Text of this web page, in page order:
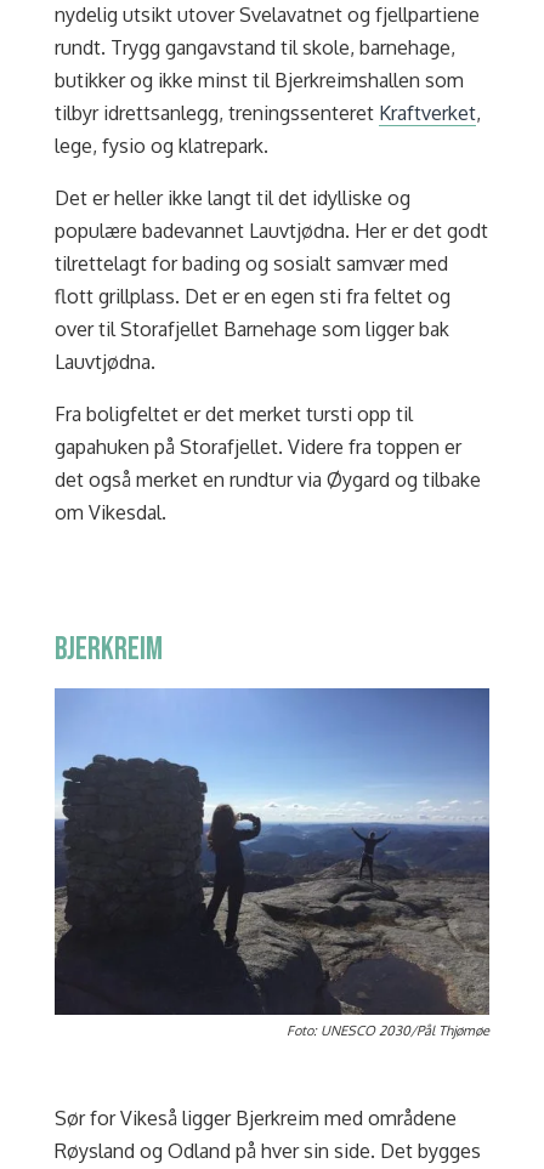
nydelig utsikt utover Svelavatnet og fjellpartiene
rundt. Trygg gangavstand til skole, barnehage,
butikker og ikke minst til Bjerkreimshallen som
tilbyr idrettsanlegg, treningssenteret Kraftverket,
lege, fysio og klatrepark.
Det er heller ikke langt til det idylliske og
populære badevannet Lauvtjødna. Her er det godt
tilrettelagt for bading og sosialt samvær med
flott grillplass. Det er en egen sti fra feltet og
over til Storafjellet Barnehage som ligger bak
Lauvtjødna.
Fra boligfeltet er det merket tursti opp til
gapahuken på Storafjellet. Videre fra toppen er
det også merket en rundtur via Øygard og tilbake
om Vikesdal.
BJERKREIM
Foto: UNESCO 2030/Pål Thjømøe
Sør for Vikeså ligger Bjerkreim med områdene
Røysland og Odland på hver sin side. Det bygges